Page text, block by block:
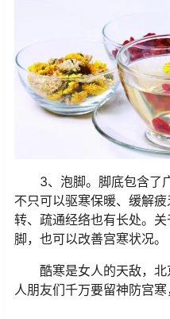
3、泡脚。脚底包含了
不只可以驱寒保暖、缓解
转、疏通经络也有长处。
脚，也可以改善宫寒状况。
酷寒是女人的天敌，
人朋友们千万要留神防宫寒